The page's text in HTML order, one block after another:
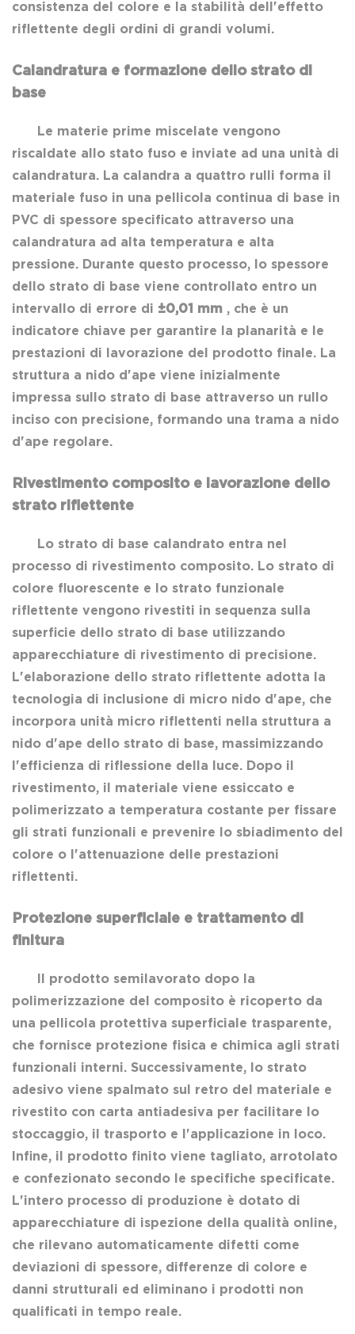
consistenza del colore e la stabilità dell'effetto
riflettente degli ordini di grandi volumi.
Calandratura e formazione dello strato di
base
Le materie prime miscelate vengono
riscaldate allo stato fuso e inviate ad una unità di
calandratura. La calandra a quattro rulli forma il
materiale fuso in una pellicola continua di base in
PVC di spessore specificato attraverso una
calandratura ad alta temperatura e alta
pressione. Durante questo processo, lo spessore
dello strato di base viene controllato entro un
intervallo di errore di ±0,01 mm , che è un
indicatore chiave per garantire la planarità e le
prestazioni di lavorazione del prodotto finale. La
struttura a nido d'ape viene inizialmente
impressa sullo strato di base attraverso un rullo
inciso con precisione, formando una trama a nido
d'ape regolare.
Rivestimento composito e lavorazione dello
strato riflettente
Lo strato di base calandrato entra nel
processo di rivestimento composito. Lo strato di
colore fluorescente e lo strato funzionale
riflettente vengono rivestiti in sequenza sulla
superficie dello strato di base utilizzando
apparecchiature di rivestimento di precisione.
L'elaborazione dello strato riflettente adotta la
tecnologia di inclusione di micro nido d'ape, che
incorpora unità micro riflettenti nella struttura a
nido d'ape dello strato di base, massimizzando
l'efficienza di riflessione della luce. Dopo il
rivestimento, il materiale viene essiccato e
polimerizzato a temperatura costante per fissare
gli strati funzionali e prevenire lo sbiadimento del
colore o l'attenuazione delle prestazioni
riflettenti.
Protezione superficiale e trattamento di
finitura
Il prodotto semilavorato dopo la
polimerizzazione del composito è ricoperto da
una pellicola protettiva superficiale trasparente,
che fornisce protezione fisica e chimica agli strati
funzionali interni. Successivamente, lo strato
adesivo viene spalmato sul retro del materiale e
rivestito con carta antiadesiva per facilitare lo
stoccaggio, il trasporto e l'applicazione in loco.
Infine, il prodotto finito viene tagliato, arrotolato
e confezionato secondo le specifiche specificate.
L'intero processo di produzione è dotato di
apparecchiature di ispezione della qualità online,
che rilevano automaticamente difetti come
deviazioni di spessore, differenze di colore e
danni strutturali ed eliminano i prodotti non
qualificati in tempo reale.